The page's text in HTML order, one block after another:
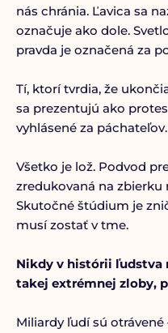
nás chránia. Ľavica sa
označuje ako dole.
pravda je označená za
Tí, ktorí tvrdia, že
sa prezentujú ako
vyhlásené za páchateľov.
Všetko je lož. Podvod
zredukovaná na zbierku
Skutočné štúdium je
musí zostať v tme.
Nikdy v histórii ľudstva
takej extrémnej zloby,
Miliardy ľudí sú